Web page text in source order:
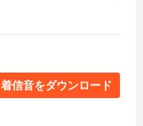
着信音をダウンロード